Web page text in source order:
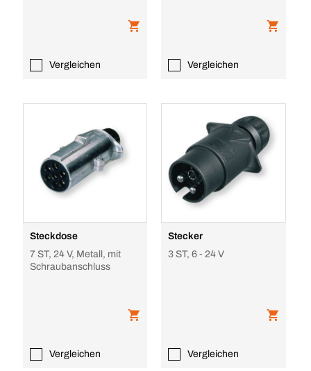
Vergleichen Vergleichen
Steckdose
7 ST, 24 V, Metall, mit
Schraubanschluss
Vergleichen
Stecker
3 ST, 6 - 24 V
Vergleichen